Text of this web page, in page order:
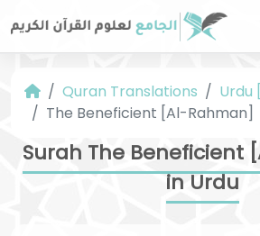
Quran Translations
The Beneficient [Al-Rahman]
Surah The Beneficient
in Urdu